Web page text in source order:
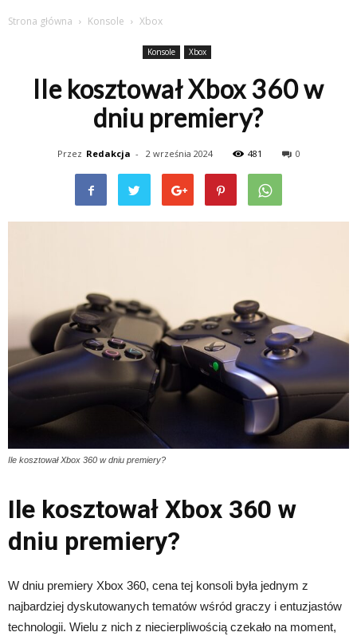
Strona główna Konsole Xbox
Konsole Xbox
Ile kosztował Xbox 360 w
dniu premiery?
Przez Redakcja - 2 września 2024 481 0
Ile kosztował Xbox 360 w dniu premiery?
Ile kosztował Xbox 360 w
dniu premiery?
W dniu premiery Xbox 360, cena tej konsoli była jednym z
najbardziej dyskutowanych tematów wśród graczy i entuzjastów
technologii. Wielu z nich z niecierpliwością czekało na moment,